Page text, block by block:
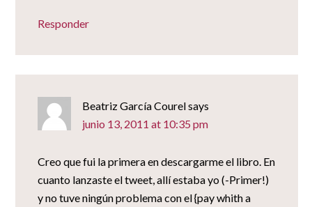
Responder
Beatriz García Courelsays
junio 13, 2011 at 10:35 pm
Creo que fui la primera en descargarme el libro. En
cuanto lanzaste el tweet, allí estaba yo (-Primer!)
y no tuve ningún problema con el {pay whith a